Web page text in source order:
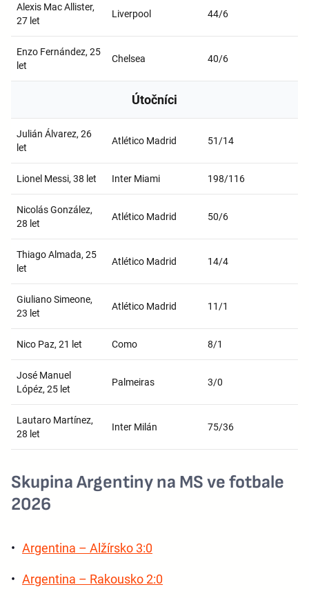
Alexis Mac Allister,
27 let
Liverpool 44/6
Enzo Fernández, 25
let
Chelsea 40/6
Útočníci
Julián Álvarez, 26
let
Atlético Madrid 51/14
Lionel Messi, 38 let Inter Miami 198/116
Nicolás González,
28 let
Atlético Madrid 50/6
Thiago Almada, 25
let
Atlético Madrid 14/4
Giuliano Simeone,
23 let
Atlético Madrid 11/1
Nico Paz, 21 let Como 8/1
José Manuel
Lópéz, 25 let
Palmeiras 3/0
Lautaro Martínez,
28 let
Inter Milán 75/36
Skupina Argentiny na MS ve fotbale
2026
Argentina – Alžírsko 3:0
Argentina – Rakousko 2:0